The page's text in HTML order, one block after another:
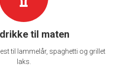
til maten
til lammelår, spaghetti og grillet
laks.